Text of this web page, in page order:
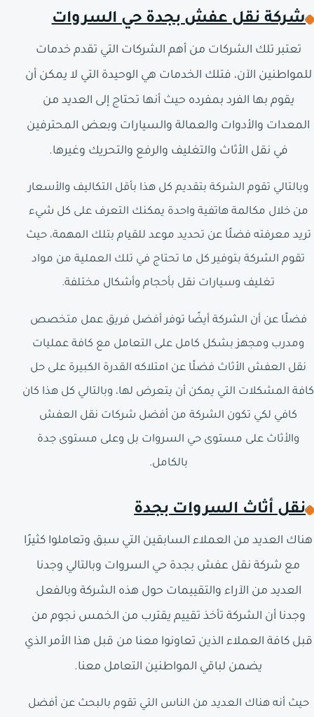
شركة نقل عفش بجدة حي السروات
تعتبر تلك الشركات من أهم الشركات التي تقدم خدمات
للمواطنين الآن، فتلك الخدمات هي الوحيدة التي لا يمكن أن
يقوم بها الفرد بمفرده حيث أنها تحتاج إلى العديد من
المعدات والأدوات والعمالة والسيارات وبعض المحترفين
في نقل الأثاث والتغليف والرفع والتحريك وغيرها.
وبالتالي تقوم الشركة بتقديم كل هذا بأقل التكاليف والأسعار
من خلال مكالمة هاتفية واحدة يمكنك التعرف على كل شيء
تريد معرفته فضلًا عن تحديد موعد للقيام بتلك المهمة، حيث
تقوم الشركة بتوفير كل ما تحتاج في تلك العملية من مواد
تغليف وسيارات نقل بأحجام وأشكال مختلفة.
فضلًا عن أن الشركة أيضًا توفر أفضل فريق عمل متخصص
ومدرب ومجهز بشكل كامل على التعامل مع كافة عمليات
نقل العفش الأثاث فضلًا عن امتلاكه القدرة الكبيرة على حل
كافة المشكلات التي يمكن أن يتعرض لها، وبالتالي كل هذا كان
كافي لكي تكون الشركة من أفضل شركات نقل العفش
والأثاث على مستوى حي السروات بل وعلى مستوى جدة
بالكامل.
نقل أثاث السروات بجدة
هناك العديد من العملاء السابقين التي سبق وتعاملوا كثيرًا
مع شركة نقل عفش بجدة حي السروات وبالتالي وجدنا
العديد من الآراء والتقييمات حول هذه الشركة وبالفعل
وجدنا أن الشركة تأخذ تقييم يقترب من الخمس نجوم من
قبل كافة العملاء الذين تعاونوا معنا من قبل هذا الأمر الذي
يضمن لباقي المواطنين التعامل معنا.
حيث أنه هناك العديد من الناس التي تقوم بالبحث عن أفضل